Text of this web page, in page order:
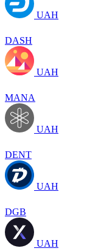
UAH
DASH
UAH
MANA
UAH
DENT
UAH
DGB
UAH